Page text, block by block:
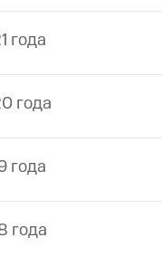
года
года
года
года